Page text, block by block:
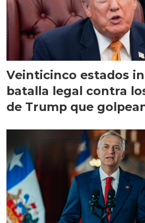
Veinticinco estados
batalla legal contra
de Trump que